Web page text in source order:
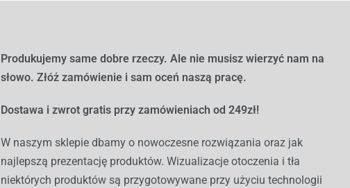
Produkujemy same dobre rzeczy. Ale nie musisz wierzyć nam na
słowo. Złóż zamówienie i sam oceń naszą pracę.
Dostawa i zwrot gratis przy zamówieniach od 249zł!
W naszym sklepie dbamy o nowoczesne rozwiązania oraz jak
najlepszą prezentację produktów. Wizualizacje otoczenia i tła
niektórych produktów są przygotowywane przy użyciu technologii